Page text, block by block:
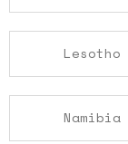
Lesotho
Namibia